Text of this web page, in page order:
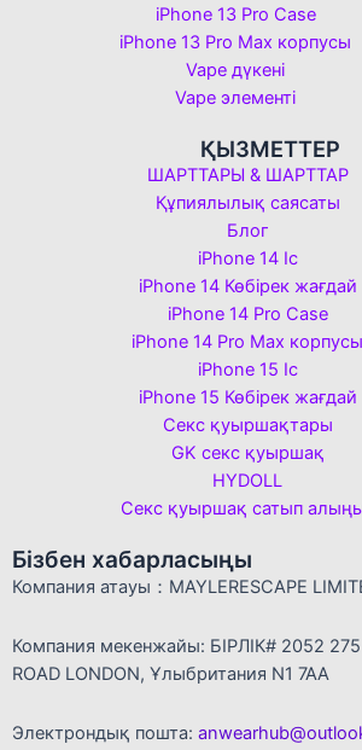
iPhone 13 Pro Case
iPhone 13 Pro Max корпусы
Vape дүкені
Vape элементі
ҚЫЗМЕТТЕР
ШАРТТАРЫ & ШАРТТАР
Құпиялылық саясаты
Блог
iPhone 14 Іс
iPhone 14 Көбірек жағдай
iPhone 14 Pro Case
iPhone 14 Pro Max корпусы
iPhone 15 Іс
iPhone 15 Көбірек жағдай
Секс қуыршақтары
GK секс қуыршақ
HYDOLL
Секс қуыршақ сатып
Бізбен хабарласыңы
Компания атауы：MAYLERESCAPE
Компания мекенжайы: БІРЛІК# 2052
ROAD LONDON, Ұлыбритания N1 7AA
Электрондық пошта: